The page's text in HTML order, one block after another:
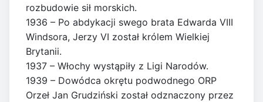
rozbudowie sił morskich.
1936 – Po abdykacji swego brata Edwarda VIII
Windsora, Jerzy VI został królem Wielkiej
Brytanii.
1937 – Włochy wystąpiły z Ligi Narodów.
1939 – Dowódca okrętu podwodnego ORP
Orzeł Jan Grudziński został odznaczony przez